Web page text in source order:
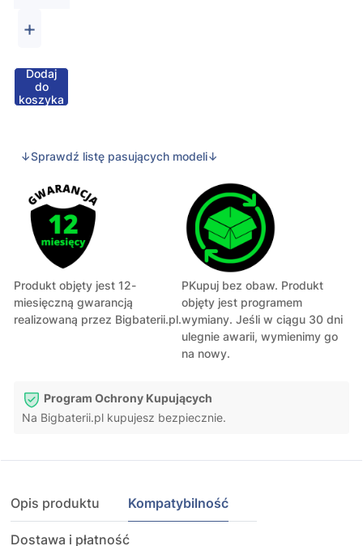
+
Dodaj
do
koszyka
↓Sprawdź listę pasujących modeli↓
Produkt objęty jest 12-
miesięczną gwarancją
realizowaną przez Bigbaterii.pl.
PKupuj bez obaw. Produkt
objęty jest programem
wymiany. Jeśli w ciągu 30 dni
ulegnie awarii, wymienimy go
na nowy.
Program Ochrony Kupujących
Na Bigbaterii.pl kupujesz bezpiecznie.
Opis produktu Kompatybilność
Dostawa i płatność